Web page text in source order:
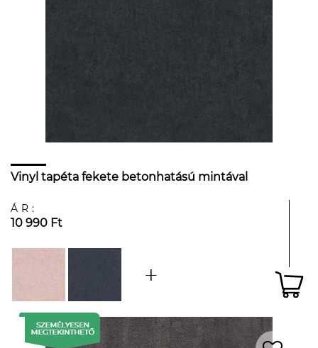
Vinyl tapéta fekete betonhatású mintával
ÁR:
10 990 Ft